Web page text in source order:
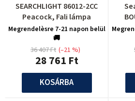
SEARCHLIGHT 86012-2CC
Peacock, Fali lámpa
Megrendelèsre 7-21 napon belül
🚚
28 761 Ft
36 407 Ft (–21 %)
KOSÁRBA